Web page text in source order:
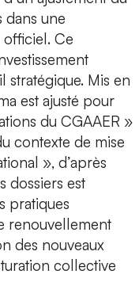
dans une
Ce
stratégique. Mis en
est ajusté pour
du CGAAER »
contexte de mise
», d’après
dossiers est
pratiques
renouvellement
des nouveaux
collective